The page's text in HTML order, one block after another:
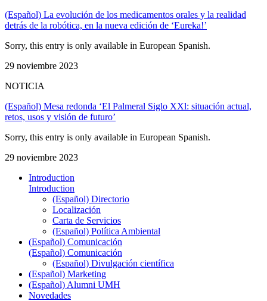
(Español) La evolución de los medicamentos orales y la realidad
detrás de la robótica, en la nueva edición de ‘Eureka!’
Sorry, this entry is only available in European Spanish.
29 noviembre 2023
NOTICIA
(Español) Mesa redonda ‘El Palmeral Siglo XXl: situación actual,
retos, usos y visión de futuro’
Sorry, this entry is only available in European Spanish.
29 noviembre 2023
Introduction
Introduction
(Español) Directorio
Localización
Carta de Servicios
(Español) Política Ambiental
(Español) Comunicación
(Español) Comunicación
(Español) Divulgación científica
(Español) Marketing
(Español) Alumni UMH
Novedades